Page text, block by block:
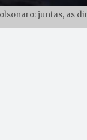
juntas, as